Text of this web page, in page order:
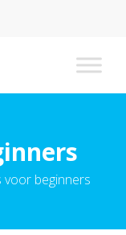
voor beginners